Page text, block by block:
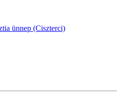
ünnep (Ciszterci)